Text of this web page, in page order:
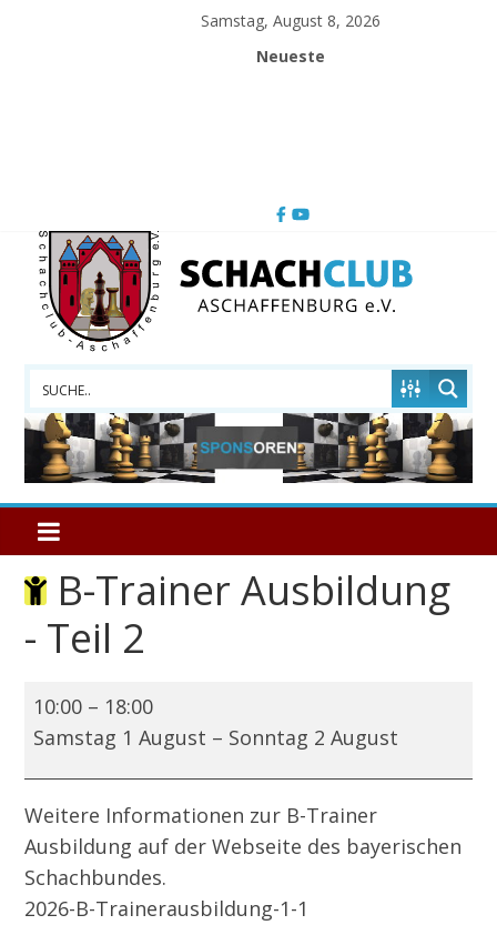
Samstag, August 8, 2026
Neueste
Schachclub
Aschaffenburg
B-Trainer Ausbildung
- Teil 2
B-
Trainer
Teil
2
10:00 – 18:00
Samstag 1 August – Sonntag 2 August
Weitere Informationen zur B-Trainer
Ausbildung auf der Webseite des bayerischen
Schachbundes.
2026-B-Trainerausbildung-1-1